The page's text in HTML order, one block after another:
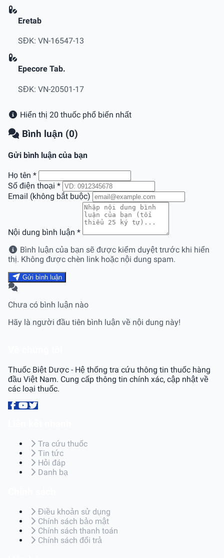
Eretab
SĐK: VN-16547-13
Epecore Tab.
SĐK: VN-20501-17
Hiển thị 20 thuốc phổ biến nhất
Bình luận (0)
Gửi bình luận của bạn
Họ tên *
Số điện thoại *
Email (không bắt buộc)
Nội dung bình luận *
Bình luận của bạn sẽ được kiểm duyệt trước khi hiển
thị. Không được chèn link hoặc nội dung spam.
Gửi bình luận
Chưa có bình luận nào
Hãy là người đầu tiên bình luận về nội dung này!
Thuốc Biệt Dược - Hệ thống tra cứu thông tin thuốc hàng
đầu Việt Nam. Cung cấp thông tin chính xác, cập nhật về
các loại thuốc.
Tra cứu thuốc
Tin tức
Hỏi đáp
Danh bạ
Điều khoản sử dụng
Chính sách bảo mật
Chính sách thanh toán
Chính sách đổi trả